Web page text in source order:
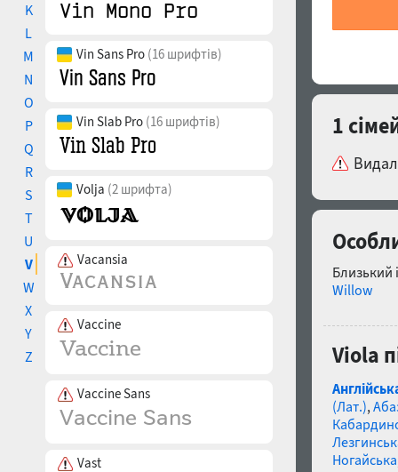
K
L
M
N
O
P
Q
R
S
T
U
V
W
X
Y
Z
Vin Sans Pro (16 шрифтів)
Vin Slab Pro (16 шрифтів)
Volja (2 шрифта)
Vacansia
Vaccine
Vaccine Sans
Vast
1
Близький
Willow
Viola
(Лат.),
Ногайська